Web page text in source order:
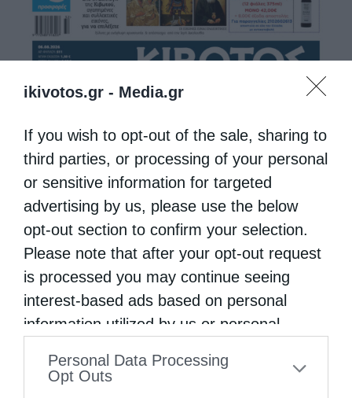
ikivotos.gr - Media.gr
If you wish to opt-out of the sale, sharing to
third parties, or processing of your personal
or sensitive information for targeted
advertising by us, please use the below
opt-out section to confirm your selection.
Please note that after your opt-out request
is processed you may continue seeing
interest-based ads based on personal
information utilized by us or personal
to your opt-out. You may separately opt-out
Personal Data Processing
Opt Outs